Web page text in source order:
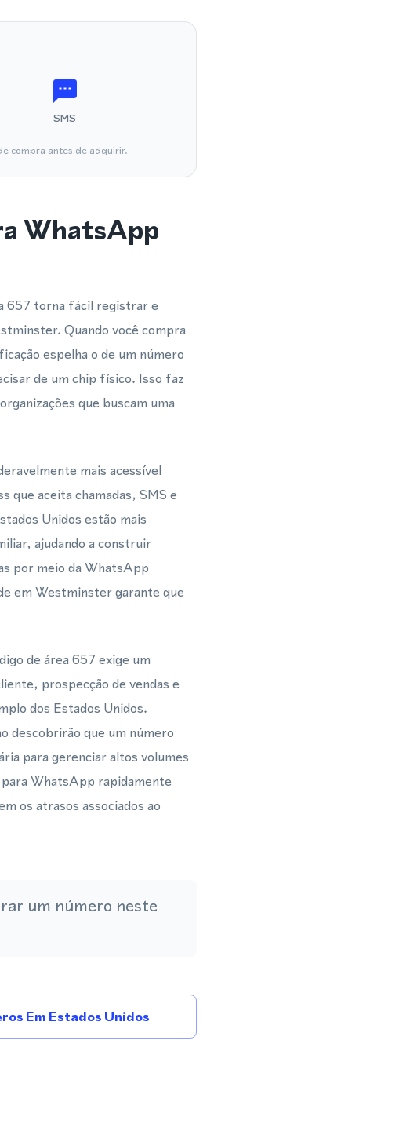
SMS
compra antes de adquirir.
WhatsApp
657 torna fácil registrar e
Quando você compra
espelha o de um número
de um chip físico. Isso faz
que buscam uma
mais acessível
que aceita chamadas, SMS e
Unidos estão mais
ajudando a construir
por meio da WhatsApp
em Westminster garante que
de área 657 exige um
prospecção de vendas e
dos Estados Unidos.
descobrirão que um número
para gerenciar altos volumes
WhatsApp rapidamente
os atrasos associados ao
um número neste
Em Estados Unidos